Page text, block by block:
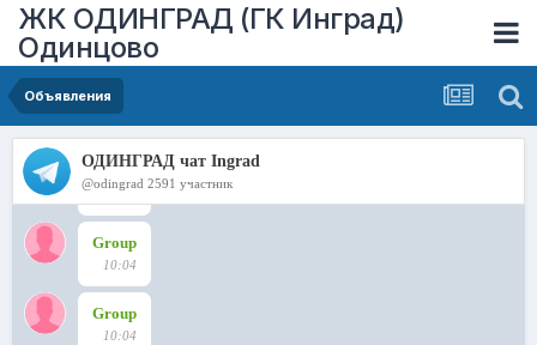
ЖК ОДИНГРАД (ГК Инград)
Одинцово
Объявления